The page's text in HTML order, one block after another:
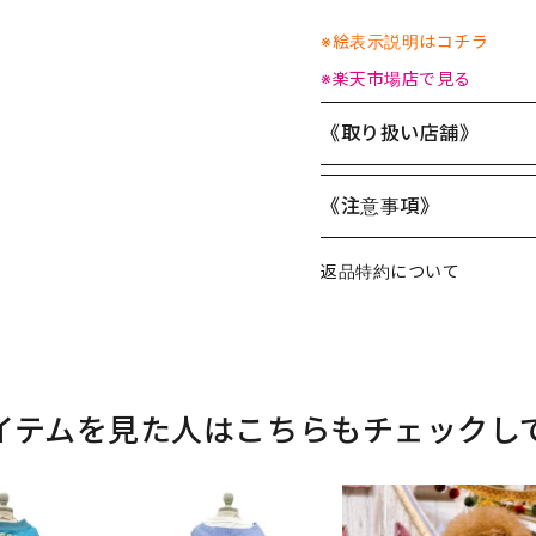
※絵表示説明はコチラ
※楽天市場店で見る
《取り扱い店舗》
《注意事項》
返品特約について
テムを見た人はこちらもチェックし